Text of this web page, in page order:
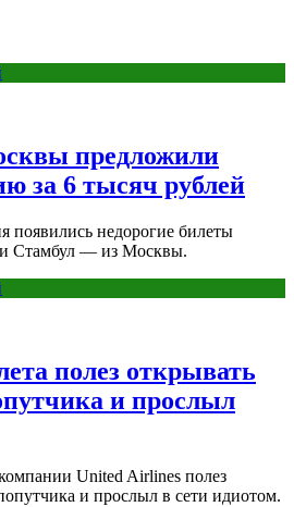
предложили
за 6 тысяч рублей
появились недорогие билеты
Стамбул — из Москвы.
полез открывать
и прослыл
United Airlines полез
и прослыл в сети идиотом.